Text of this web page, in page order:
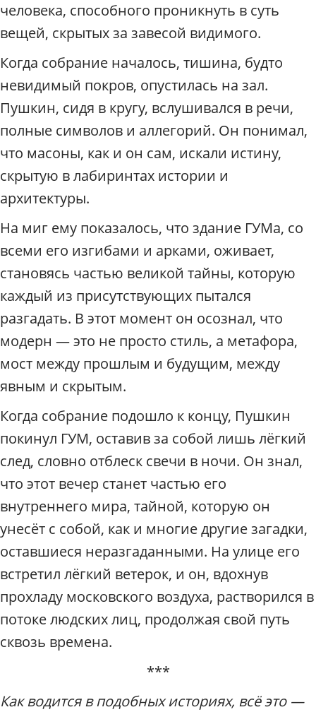
человека, способного проникнуть в суть
вещей, скрытых за завесой видимого.
Когда собрание началось, тишина, будто
невидимый покров, опустилась на зал.
Пушкин, сидя в кругу, вслушивался в речи,
полные символов и аллегорий. Он понимал,
что масоны, как и он сам, искали истину,
скрытую в лабиринтах истории и
архитектуры.
На миг ему показалось, что здание ГУМа, со
всеми его изгибами и арками, оживает,
становясь частью великой тайны, которую
каждый из присутствующих пытался
разгадать. В этот момент он осознал, что
модерн — это не просто стиль, а метафора,
мост между прошлым и будущим, между
явным и скрытым.
Когда собрание подошло к концу, Пушкин
покинул ГУМ, оставив за собой лишь лёгкий
след, словно отблеск свечи в ночи. Он знал,
что этот вечер станет частью его
внутреннего мира, тайной, которую он
унесёт с собой, как и многие другие загадки,
оставшиеся неразгаданными. На улице его
встретил лёгкий ветерок, и он, вдохнув
прохладу московского воздуха, растворился в
потоке людских лиц, продолжая свой путь
сквозь времена.
***
Как водится в подобных историях, всё это —